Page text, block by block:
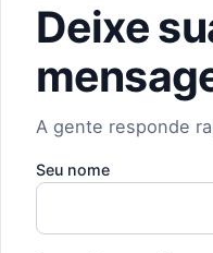
Deixe
A gente responde
Seu nome